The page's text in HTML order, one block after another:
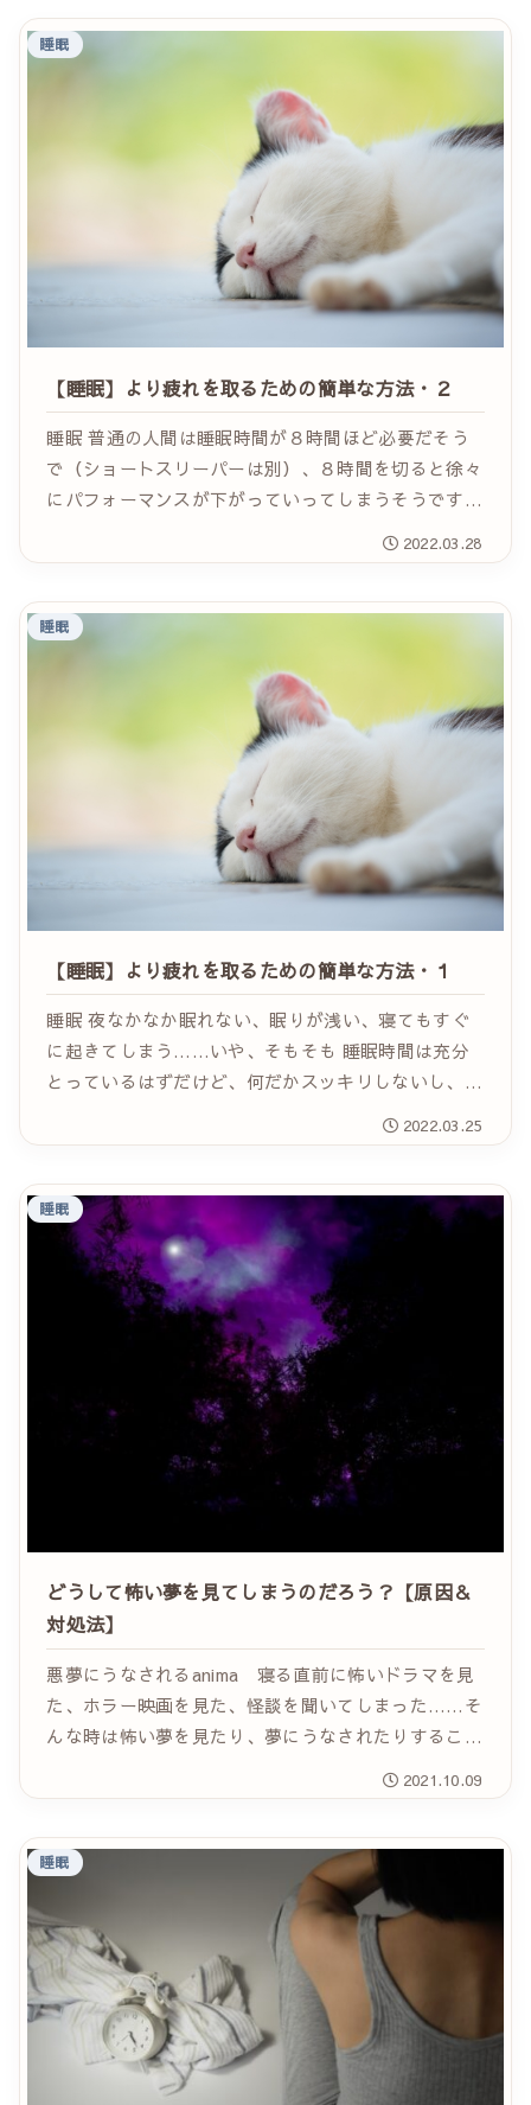
睡眠
【睡眠】より疲れを取るための簡単な方法・２
睡眠 普通の人間は睡眠時間が８時間ほど必要だそう
で（ショートスリーパーは別）、８時間を切ると徐々
にパフォーマンスが下がっていってしまうそうです。
とはいえ、実際に実感するのは例え８時間の睡眠を取
ったしてもすっきりしないで起きることもあるし、...
2022.03.28
睡眠
【睡眠】より疲れを取るための簡単な方法・１
睡眠 夜なかなか眠れない、眠りが浅い、寝てもすぐ
に起きてしまう……いや、そもそも 睡眠時間は充分
とっているはずだけど、何だかスッキリしないし、起
きた時に身体に疲れが残りがち……。 そんな悩みを
抱えている人は意外と多く、20代〜60代の全国男...
2022.03.25
睡眠
どうして怖い夢を見てしまうのだろう？【原因＆
対処法】
悪夢にうなされるanima 寝る直前に怖いドラマを見
た、ホラー映画を見た、怪談を聞いてしまった……そ
んな時は怖い夢を見たり、夢にうなされたりすること
たり、聞いたり、体験したわけでもないのに怖い...
2021.10.09
睡眠